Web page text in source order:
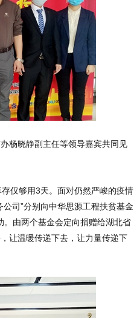
杨晓静副主任等领导嘉宾共同见
仅够用3天。面对仍然严峻的疫情
司”分别向中华思源工程扶贫基金
由两个基金会定向捐赠给湖北省
让温暖传递下去，让力量传递下